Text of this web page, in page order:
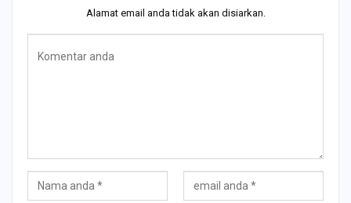
Alamat email anda tidak akan disiarkan.